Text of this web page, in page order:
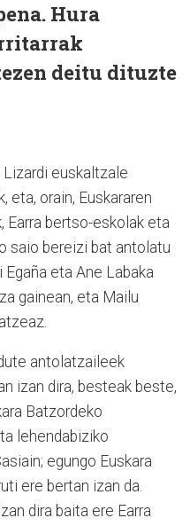
Hura
deitu dituzte
euskaltzale
eta, orain, Euskararen
Earra bertso-eskolak eta
saio bereizi bat antolatu
eta Ane Labaka
gainean, eta Mailu
antolatzaileek
izan dira, besteak beste,
Batzordeko
lehendabiziko
egungo Euskara
ere bertan izan da.
dira baita ere Earra